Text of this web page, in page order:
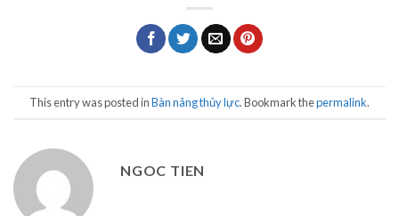
This entry was posted inBàn nâng thủy lực. Bookmark thepermalink.
NGOC TIEN